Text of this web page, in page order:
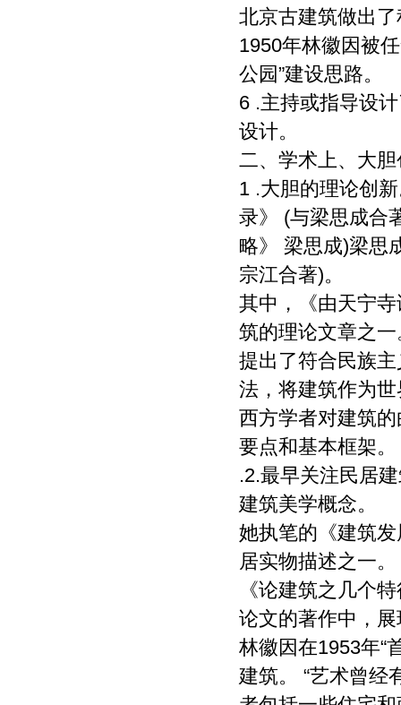
北京古建筑做出
1950年林徽因被
公园”建设思路。
6 .主持或指导设
设计。
二、学术上、大
1 .大胆的理论创
录》 (与梁思成合
略》 梁思成)梁思
宗江合著)。
其中，《由天宁
筑的理论文章之
提出了符合民族
法，将建筑作为
西方学者对建筑
要点和基本框架。
.2.最早关注民居
建筑美学概念。
她执笔的《建筑
居实物描述之一。
《论建筑之几个
论文的著作中，
林徽因在1953年“
建筑。 “艺术曾经